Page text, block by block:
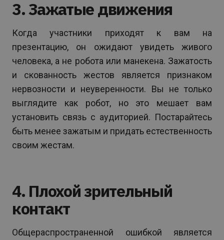
3. Зажатые движения
Когда участники приходят к вам на
презентацию, он ожидают увидеть живого
человека, а не робота или манекена. Зажатость
и скованность жестов является признаком
нервозности и неуверенности. Вы не только
выглядите как робот, но это мешает вам
установить связь с аудиторией. Постарайтесь
быть менее зажатым и придать естественность
своим жестам.
4. Плохой зрительный
контакт
Общераспространенной ошибкой является